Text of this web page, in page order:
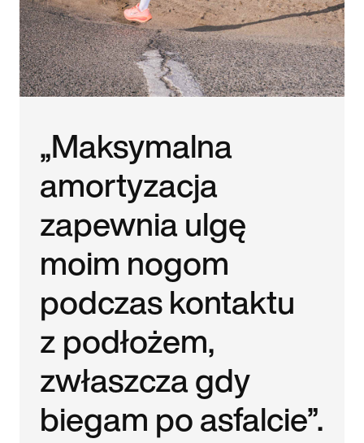
„Maksymalna
amortyzacja
zapewnia ulgę
moim nogom
podczas kontaktu
z podłożem,
zwłaszcza gdy
biegam po asfalcie”.